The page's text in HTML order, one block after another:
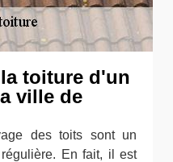
toiture d'un
ville de
des toits sont un
En fait, il est